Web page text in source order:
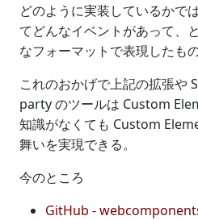
どのように実装しているかで
てどんなイベントがあって、
なフォーマットで表現したもの
これのおかげで上記の拡張や
party のツールは Custom
知識がなくても Custom
舞いを実現できる。
今のところ
GitHub -